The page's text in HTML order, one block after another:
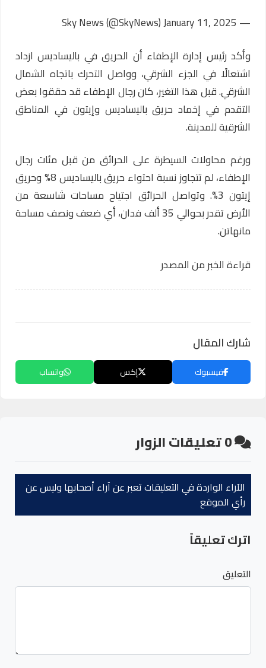
— Sky News (@SkyNews)
January 11, 2025
وأكد رئيس إدارة الإطفاء أن الحريق في باليساديس ازداد
اشتعالًا في الجزء الشرقي، وواصل التحرك باتجاه الشمال
الشرقي. قبل هذا التغير، كان رجال الإطفاء قد حققوا بعض
التقدم في إخماد حريق باليساديس وإيتون في المناطق
الشرقية للمدينة.
ورغم محاولات السيطرة على الحرائق من قبل مئات رجال
الإطفاء، لم تتجاوز نسبة احتواء حريق باليساديس 8% وحريق
إيتون 3%. وتواصل الحرائق اجتياح مساحات شاسعة من
الأرض تقدر بحوالي 35 ألف فدان، أي ضعف ونصف مساحة
مانهاتن.
قراءة الخبر من المصدر
شارك المقال
فيسبوك إكس واتساب
0تعليقات الزوار
الآراء الواردة في التعليقات تعبر عن آراء أصحابها وليس عن
رأي الموقع
اترك تعليقاً
التعليق